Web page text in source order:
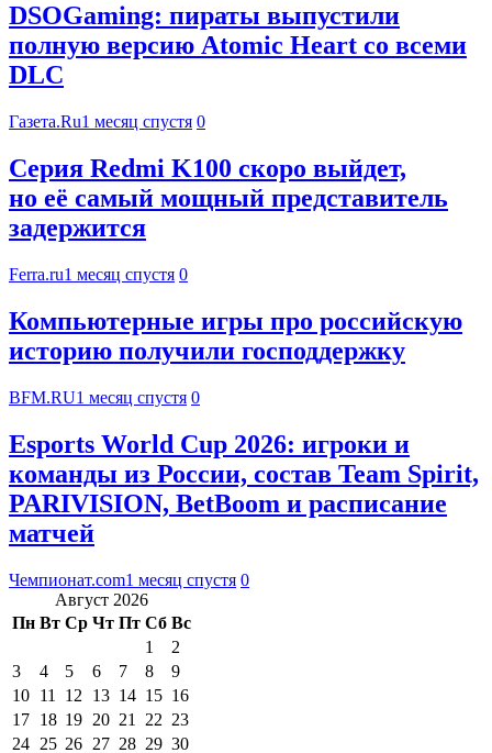
DSOGaming: пираты выпустили
полную версию Atomic Heart со всеми
DLC
Газета.Ru1 месяц спустя 0
Серия Redmi K100 скоро выйдет,
но её самый мощный представитель
задержится
Ferra.ru1 месяц спустя 0
Компьютерные игры про российскую
историю получили господдержку
BFM.RU1 месяц спустя 0
Esports World Cup 2026: игроки и
команды из России, состав Team Spirit,
PARIVISION, BetBoom и расписание
матчей
Чемпионат.com1 месяц спустя 0
Август 2026
Пн Вт Ср Чт Пт Сб Вс
1
2
3
4 5 6 7 8
9
10 11 12 13 14 15 16
17 18 19 20 21 22 23
24 25 26 27 28 29 30